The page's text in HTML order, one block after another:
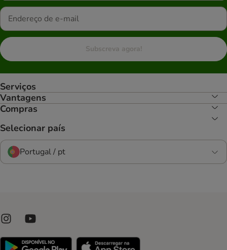
Subscreva agora!
Serviços
Vantagens
Compras
Selecionar país
Portugal / pt